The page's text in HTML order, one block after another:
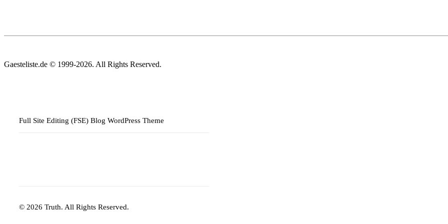
Gaesteliste.de © 1999-2026. All Rights Reserved.
Full Site Editing (FSE) Blog WordPress Theme
© 2026 Truth. All Rights Reserved.